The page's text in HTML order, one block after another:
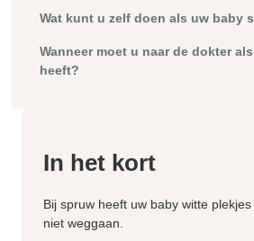
Wat kunt u zelf doen als uw baby
Wanneer moet u naar de dokter
heeft?
In het kort
Bij spruw heeft uw baby witte
niet weggaan.